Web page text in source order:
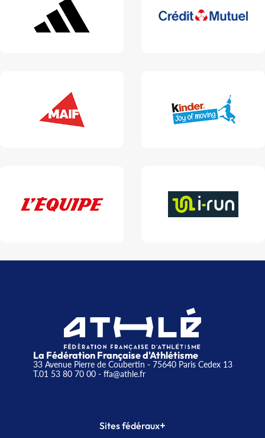
La Fédération Française d'Athlétisme
33 Avenue Pierre de Coubertin - 75640 Paris Cedex 13
T.01 53 80 70 00- ffa@athle.fr
Sites fédéraux+